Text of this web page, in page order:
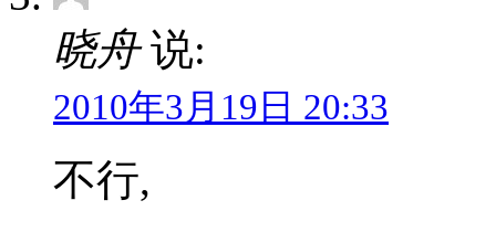
晓舟说:
2010年3月19日 20:33
不行,